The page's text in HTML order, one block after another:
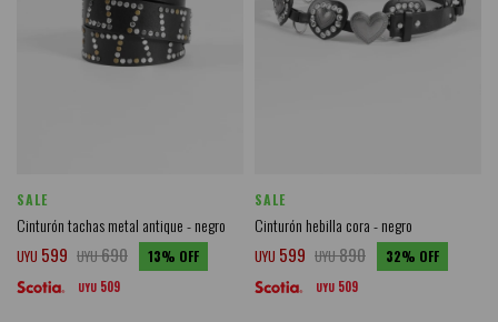
SALE
Cinturón tachas metal antique - negro
UYU 599 UYU690 13
UYU 509
SALE
Cinturón hebilla cora - negro
UYU 599 UYU890 32
UYU 509